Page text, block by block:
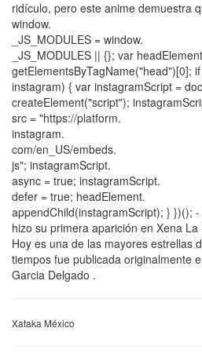
ridículo, pero este anime demuestra
window.
_JS_MODULES = window.
_JS_MODULES || {}; var
getElementsByTagName("head")[0];
instagram) { var instagramScript =
createElement("script");
src = "https://platform.
instagram.
com/en_US/embeds.
js"; instagramScript.
async = true; instagramScript.
defer = true; headElement.
appendChild(instagramScript); } })();
hizo su primera aparición en Xena
Hoy es una de las mayores estrellas
tiempos fue publicada originalmente
Garcia Delgado .
Xataka México